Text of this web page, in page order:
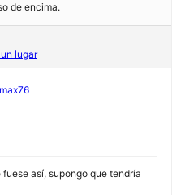
de encima.
lugar
así, supongo que tendría